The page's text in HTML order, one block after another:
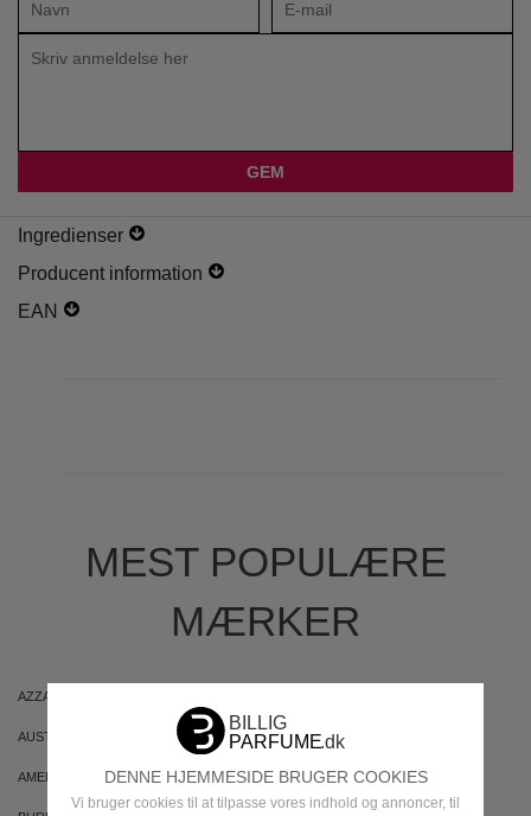
DENNE HJEMMESIDE BRUGER COOKIES
Vi bruger cookies til at tilpasse vores indhold og annoncer, til
Ingredienser
Producent information
EAN
MEST POPULÆRE
MÆRKER
AZZARO
AUSTRALIAN GOLD AUSTRALIAN BODYCARE
AMERICAN CREW ARMAF